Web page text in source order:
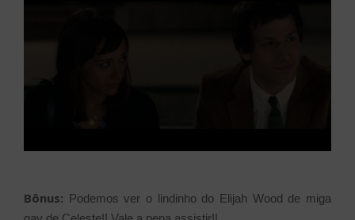
Bônus: Podemos ver o lindinho do Elijah Wood de miga